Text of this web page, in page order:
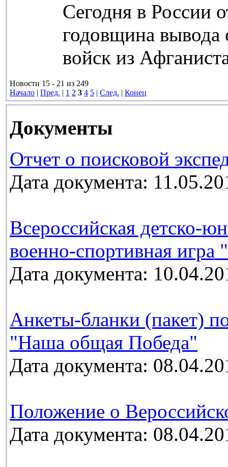
Сегодня в России
годовщина вывода
войск из
Новости 15 - 21 из 249
Начало | Пред. | 1 2 3 4 5 | След. | Конец
Документы
Отчет о поисковой
Дата документа:
Всероссийская детско-
военно-спортивная
Дата документа:
Анкеты-бланки (пакет)
"Наша общая Победа"
Дата документа:
Положение о
Дата документа: